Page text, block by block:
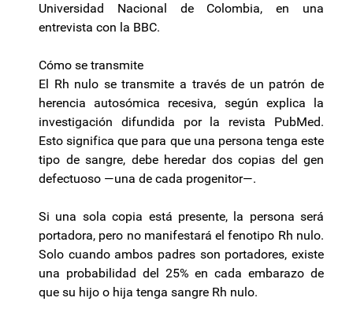
Universidad Nacional de Colombia, en una
entrevista con la BBC.
Cómo se transmite
El Rh nulo se transmite a través de un patrón de
herencia autosómica recesiva, según explica la
investigación difundida por la revista PubMed.
Esto significa que para que una persona tenga este
tipo de sangre, debe heredar dos copias del gen
defectuoso —una de cada progenitor—.
Si una sola copia está presente, la persona será
portadora, pero no manifestará el fenotipo Rh nulo.
Solo cuando ambos padres son portadores, existe
una probabilidad del 25% en cada embarazo de
que su hijo o hija tenga sangre Rh nulo.